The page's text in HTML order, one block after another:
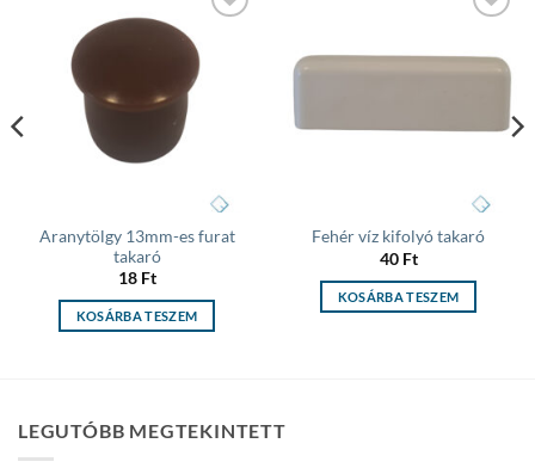
wishlist
Aranytölgy 13mm-es furat
takaró
18 Ft
KOSÁRBA TESZEM
Fehér víz kifolyó takaró
40 Ft
KOSÁRBA TESZEM
LEGUTÓBB MEGTEKINTETT